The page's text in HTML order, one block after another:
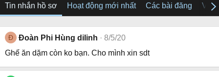
Tin nhắn hồ sơ Hoạt động mới nhất Các bài đăng Về
Đ Đoàn Phi Hùng dilinh
8/5/20
Ghế ăn dặm còn ko bạn. Cho mình xin sdt